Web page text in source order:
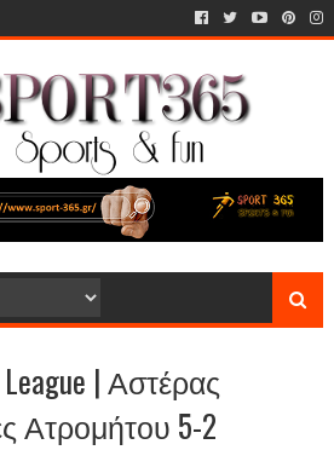
League | Αστέρας
Ατρομήτου 5-2